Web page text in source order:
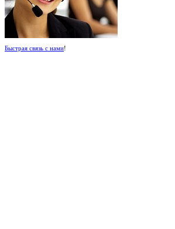
Быстрая связь с нами!